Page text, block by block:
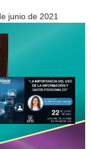
junio de 2021